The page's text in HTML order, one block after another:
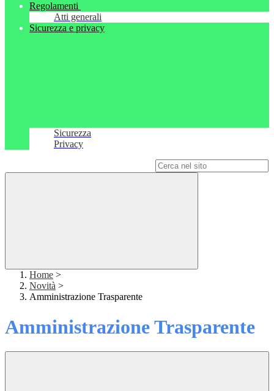
Regolamenti
Atti generali
Sicurezza e privacy
Sicurezza
Privacy
Home >
Novità >
Amministrazione Trasparente
Amministrazione Trasparente